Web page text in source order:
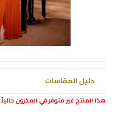
دليل المقاسات
هذا المنتج غير متوفر في المخزون حالياً.